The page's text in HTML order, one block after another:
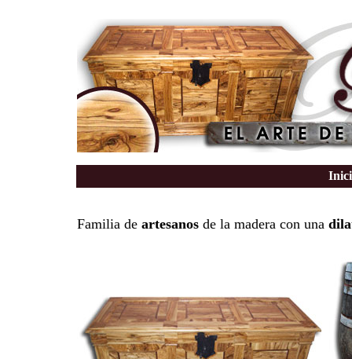
Familia de artesanosde la madera con una